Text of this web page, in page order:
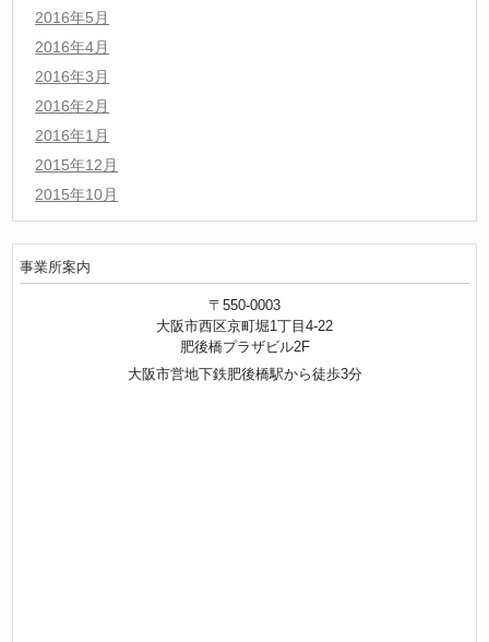
2016年5月
2016年4月
2016年3月
2016年2月
2016年1月
2015年12月
2015年10月
事業所案内
〒550-0003
大阪市西区京町堀1丁目4-22
肥後橋プラザビル2F
大阪市営地下鉄肥後橋駅から徒歩3分